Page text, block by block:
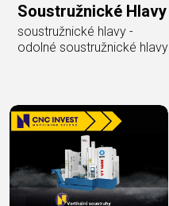
Soustružnické Hlavy
soustružnické hlavy -
odolné soustružnické hlavy